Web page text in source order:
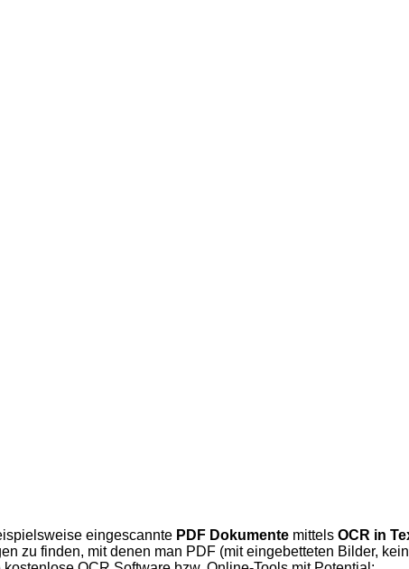
eingescannte PDF Dokumente mittels OCR in
zu finden, mit denen man PDF (mit eingebetteten Bilder,